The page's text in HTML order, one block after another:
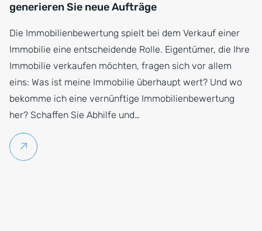
generieren Sie neue Aufträge
Die Immobilienbewertung spielt bei dem Verkauf einer
Immobilie eine entscheidende Rolle. Eigentümer, die Ihre
Immobilie verkaufen möchten, fragen sich vor allem
eins: Was ist meine Immobilie überhaupt wert? Und wo
bekomme ich eine vernünftige Immobilienbewertung
her? Schaffen Sie Abhilfe und…
Weiterlesen